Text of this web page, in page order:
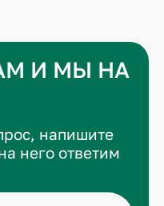
И МЫ НА
напишите
него ответим